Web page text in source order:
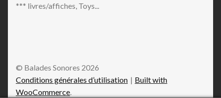
*** livres/affiches, Toys...
© Balades Sonores 2026
Conditions générales d’utilisation
Built with
WooCommerce.